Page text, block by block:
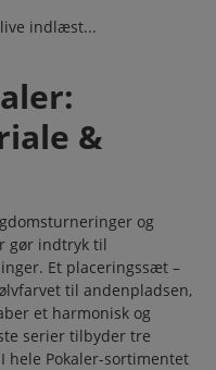
indlæst...
&
og
gør indtryk til
Et placeringssæt –
til andenpladsen,
et harmonisk og
serier tilbyder tre
hele Pokaler-sortimentet